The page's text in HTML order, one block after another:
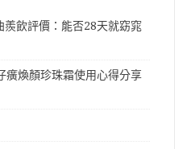
飲評價：能否28天就窈窕
煥顏珍珠霜使用心得分享